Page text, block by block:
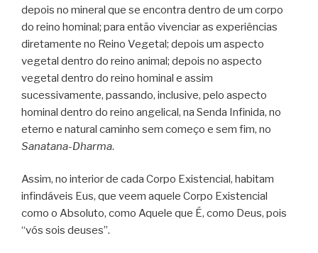
depois no mineral que se encontra dentro de um corpo
do reino hominal; para então vivenciar as experiências
diretamente no Reino Vegetal; depois um aspecto
vegetal dentro do reino animal; depois no aspecto
vegetal dentro do reino hominal e assim
sucessivamente, passando, inclusive, pelo aspecto
hominal dentro do reino angelical, na Senda Infinida, no
eterno e natural caminho sem começo e sem fim, no
Sanatana-Dharma.
Assim, no interior de cada Corpo Existencial, habitam
infindáveis Eus, que veem aquele Corpo Existencial
como o Absoluto, como Aquele que É, como Deus, pois
“vós sois deuses”.